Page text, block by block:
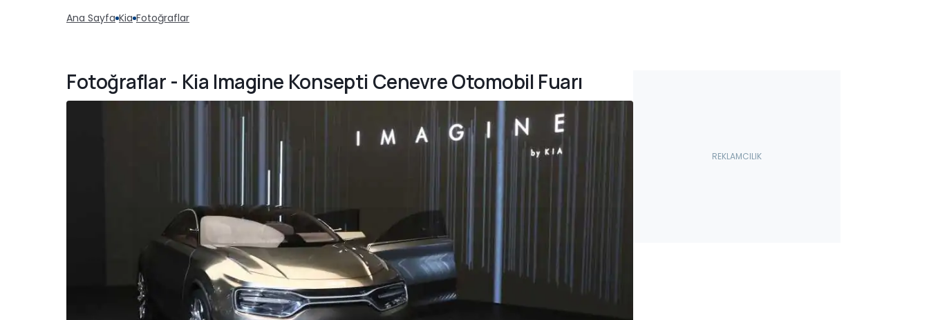
Ana Sayfa Kia Fotoğraflar
Fotoğraflar - Kia Imagine Konsepti Cenevre Otomobil Fuarı